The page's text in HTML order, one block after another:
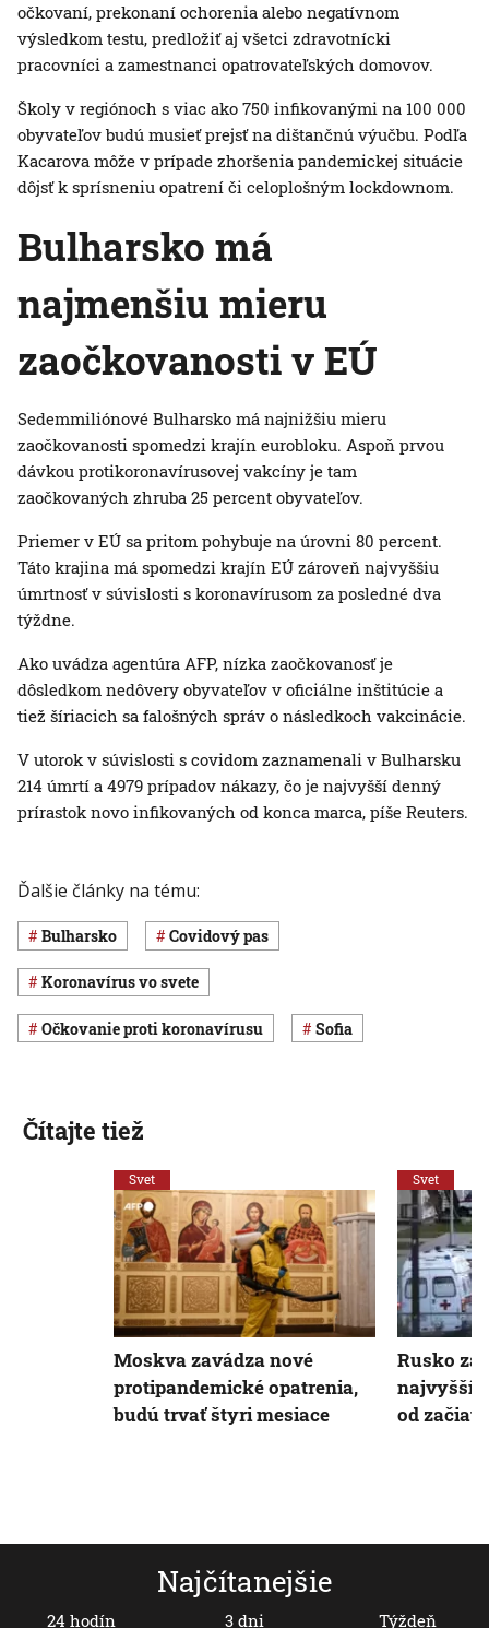
očkovaní, prekonaní ochorenia alebo negatívnom
výsledkom testu, predložiť aj všetci zdravotnícki
pracovníci a zamestnanci opatrovateľských domovov.
Školy v regiónoch s viac ako 750 infikovanými na 100 000
obyvateľov budú musieť prejsť na dištančnú výučbu. Podľa
Kacarova môže v prípade zhoršenia pandemickej situácie
dôjsť k sprísneniu opatrení či celoplošným lockdownom.
Bulharsko má
najmenšiu mieru
zaočkovanosti v EÚ
Sedemmiliónové Bulharsko má najnižšiu mieru
zaočkovanosti spomedzi krajín eurobloku. Aspoň prvou
dávkou protikoronavírusovej vakcíny je tam
zaočkovaných zhruba 25 percent obyvateľov.
Priemer v EÚ sa pritom pohybuje na úrovni 80 percent.
Táto krajina má spomedzi krajín EÚ zároveň najvyššiu
úmrtnosť v súvislosti s koronavírusom za posledné dva
týždne.
Ako uvádza agentúra AFP, nízka zaočkovanosť je
dôsledkom nedôvery obyvateľov v oficiálne inštitúcie a
tiež šíriacich sa falošných správ o následkoch vakcinácie.
V utorok v súvislosti s covidom zaznamenali v Bulharsku
214 úmrtí a 4979 prípadov nákazy, čo je najvyšší denný
prírastok novo infikovaných od konca marca, píše Reuters.
Ďalšie články na tému:
Bulharsko covidový pas
koronavírus vo svete
očkovanie proti koronavírusu Sofia
Najčítanejšie
24 hodín 3 dni Týždeň
Čítajte tiež
Svet
Moskva zavádza nové
protipandemické opatrenia,
budú trvať štyri mesiace
Svet
Rusko
najvyšší
od